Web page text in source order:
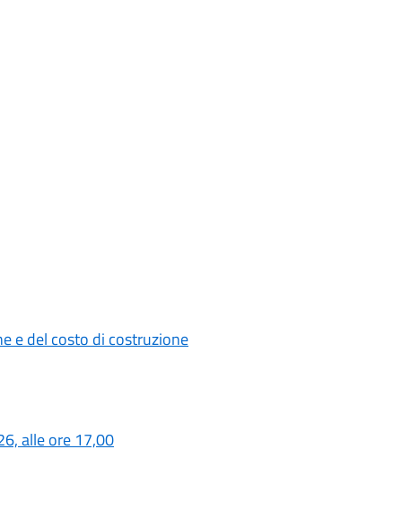
e del costo di costruzione
alle ore 17,00